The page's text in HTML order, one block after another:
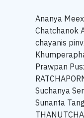
Ananya
Chatchanok
chayanis
Prawpan
Suchanya
Sunanta